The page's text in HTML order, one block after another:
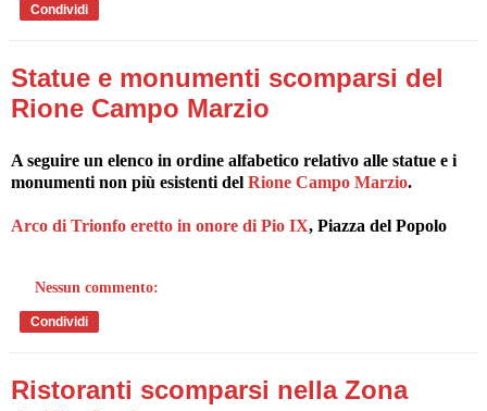
Condividi
Statue e monumenti scomparsi del
Rione Campo Marzio
A seguire un elenco in ordine alfabetico relativo alle statue e i
monumenti non più esistenti del Rione Campo Marzio.
Arco di Trionfo eretto in onore di Pio IX, Piazza del Popolo
Nessun commento:
Condividi
Ristoranti scomparsi nella Zona